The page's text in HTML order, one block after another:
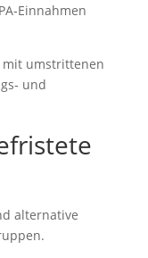
mit umstrittenen
und
alternative